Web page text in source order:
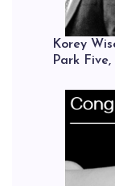
Korey
Park